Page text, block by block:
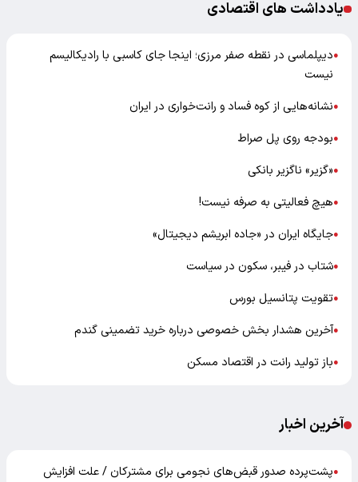
یادداشت های اقتصادی
●دیپلماسی در نقطه صفر مرزی؛ اینجا جای کاسبی با رادیکالیسم
نیست
●نشانه‌هایی از کوه فساد و رانت‌خواری در ایران
●بودجه روی پل صراط
●«گزیر» ناگزیر بانکی
●هیچ فعالیتی به صرفه نیست!
●جایگاه ایران در «جاده ابریشم دیجیتال»
●شتاب در فیبر، سکون در سیاست
●تقویت پتانسیل بورس
●آخرین هشدار بخش خصوصی درباره خرید تضمینی گندم
●باز تولید رانت در اقتصاد مسکن
آخرین اخبار
●پشت‌پرده صدور قبض‌های نجومی برای مشترکان / علت افزایش